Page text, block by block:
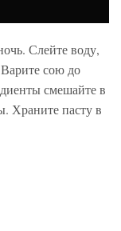
Слейте воду,
сою до
смешайте в
Храните пасту в